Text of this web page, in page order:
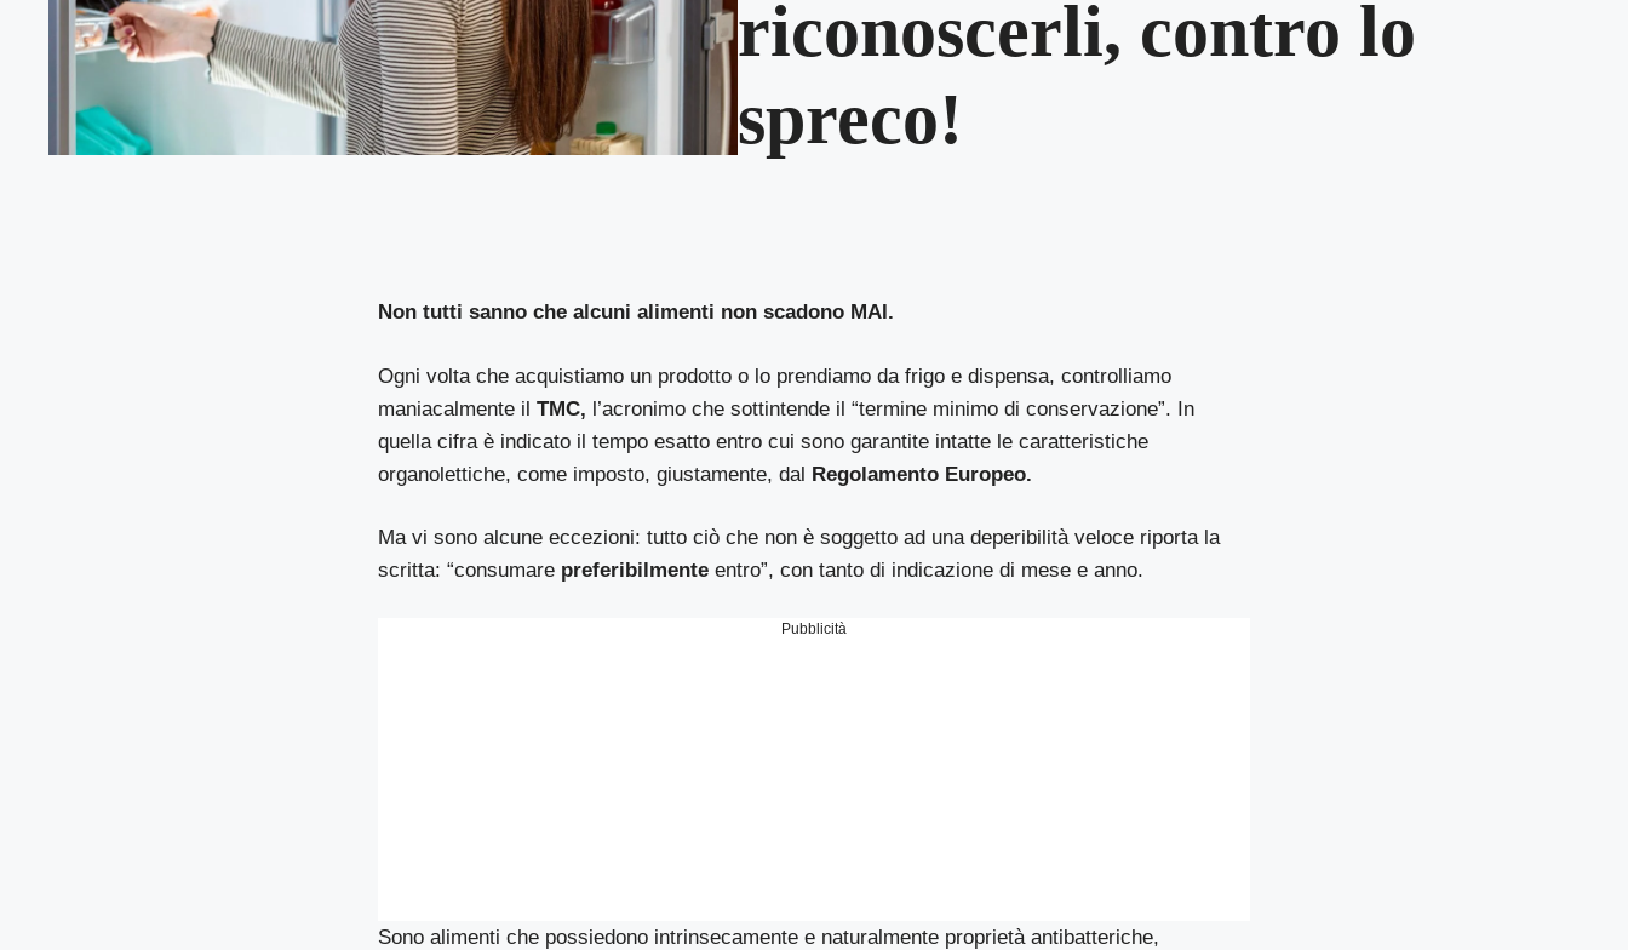
riconoscerli, contro lo
spreco!
Non tutti sanno che alcuni alimenti non scadono MAI.
Ogni volta che acquistiamo un prodotto o lo prendiamo da frigo e dispensa, controlliamo
maniacalmente ilTMC, l’acronimo che sottintende il “termine minimo di conservazione”. In
quella cifra è indicato il tempo esatto entro cui sono garantite intatte le caratteristiche
organolettiche, come imposto, giustamente, dal Regolamento Europeo.
Ma vi sono alcune eccezioni: tutto ciò che non è soggetto ad una deperibilità veloce riporta la
scritta: “consumare preferibilmente entro”, con tanto di indicazione di mese e anno.
Pubblicità
Sono alimenti che possiedono intrinsecamente e naturalmente proprietà antibatteriche,